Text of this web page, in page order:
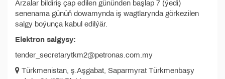
Arzalar bildiriş çap edilen gününden başlap 7 (ýedi)
senenama günüň dowamynda iş wagtlarynda görkezilen
salgy boýunça kabul edilýär.
Elektron salgysy:
tender_secretarytkm2@petronas.com.my
Türkmenistan, ş.Aşgabat, Saparmyrat Türkmenbaşy